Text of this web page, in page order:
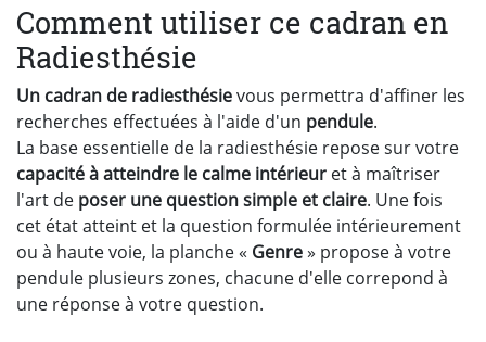
Comment utiliser ce cadran en
Radiesthésie
Un cadran de radiesthésievous permettra d'affiner les
recherches effectuées à l'aide d'un pendule.
La base essentielle de la radiesthésie repose sur votre
capacité à atteindre le calme intérieur et à maîtriser
l'art de poser une question simple et claire. Une fois
cet état atteint et la question formulée intérieurement
ou à haute voie, la planche « Genre» propose à votre
pendule plusieurs zones, chacune d'elle correpond à
une réponse à votre question.